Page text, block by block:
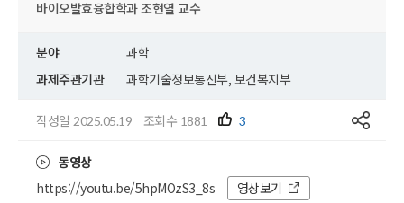
바이오발효융합학과 조현열 교수
분야
과학
과제주관기관
과학기술정보통신부, 보건복지부
작성일 2025.05.19 조회수 1881 3 공유
동영상
https://youtu.be/5hpMOzS3_8s
영상보기